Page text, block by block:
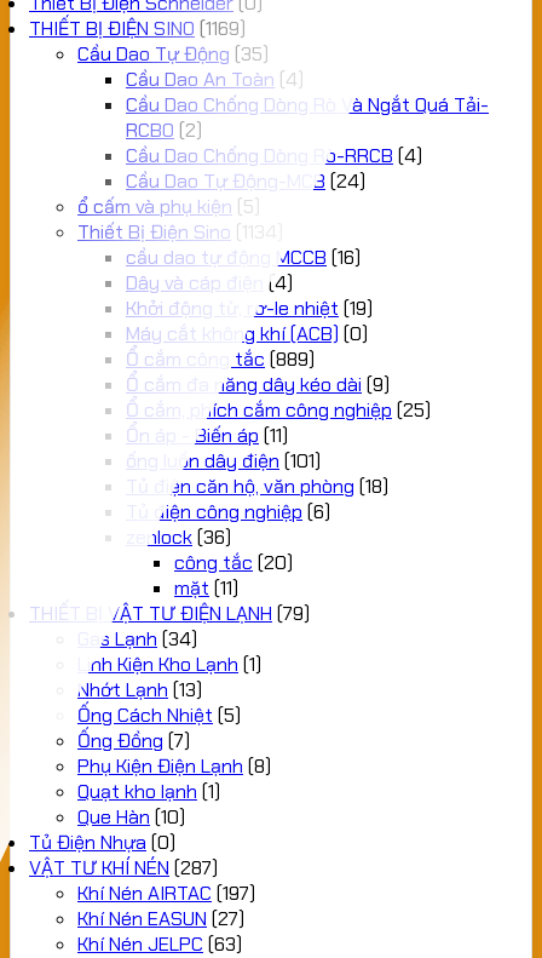
THIẾT BỊ ĐIỆN SINO (1169)
Cầu Dao Tự Động (35)
Cầu Dao An Toàn (4)
Cầu Dao Chống Dòng Rò Và Ngắt Quá Tải-
RCBO (2)
Cầu Dao Chống Dòng Rò-RRCB (4)
Cầu Dao Tự Động-MCB (24)
ổ cấm và phụ kiện (5)
Thiết Bị Điện Sino (1134)
cầu dao tự động MCCB (16)
Dây và cáp điện
(4)
Khởi động từ, rơ-le nhiệt (19)
Máy cắt không khí (ACB) (0)
Ổ cắm công tắc (889)
Ổ cắm đa năng dây kéo dài (9)
Ổ cắm, phích cắm công nghiệp (25)
Ổn áp - Biến áp (11)
ống luồn dây điện (101)
Tủ điện căn hộ, văn phòng (18)
Tủ điện công nghiệp (6)
zenlock(36)
công tắc (20)
mặt (11)
THIẾT BỊ VẬT TƯ ĐIỆN LẠNH (79)
Gas Lạnh (34)
Linh Kiện Kho Lạnh (1)
Nhớt Lạnh (13)
Ống Cách Nhiệt (5)
Ống Đồng (7)
Phụ Kiện Điện Lạnh (8)
Quạt kho lạnh (1)
Que Hàn (10)
Tủ Điện Nhựa (0)
VẬT TƯ KHÍ NÉN (287)
Khí Nén AIRTAC (197)
Khí Nén EASUN (27)
Khí Nén JELPC (63)